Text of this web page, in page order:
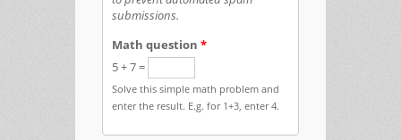
submissions.
Math question *
5 + 7 =
Solve this simple math problem and
enter the result. E.g. for 1+3, enter 4.